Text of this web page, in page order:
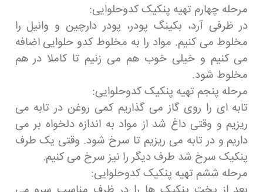
مرحله چهارم تهیه پنکیک کدوحلوایی:
در ظرفی آرد، بکینگ پودر، پودر دارچین و وانیل را
مخلوط می کنیم. مواد را به مخلوط کدو حلوایی اضافه
می کنیم و خیلی خوب هم می زنیم تا کاملا در هم
مخلوط شود.
مرحله پنجم تهیه پنکیک کدوحلوایی:
تابه ای را روی گاز می گذاریم کمی روغن در تابه می
ریزیم و وقتی داغ شد از مواد به اندازه دلخواه بر می
داریم و در تابه می ریزیم تا سرخ شود. وقتی یک طرف
پنکیک سرخ شد طرف دیگر را نیز سرخ می کنیم.
مرحله ششم تهیه پنکیک کدوحلوایی: